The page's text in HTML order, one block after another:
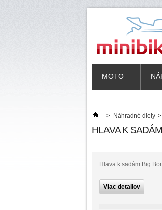
MOTO
> Náhradné diely >
HLAVA K
Hlava k sadám Big
Viac detailov